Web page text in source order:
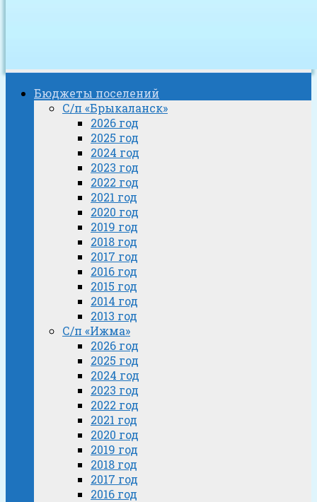
Бюджеты поселений
С/п «Брыкаланск»
2026 год
2025 год
2024 год
2023 год
2022 год
2021 год
2020 год
2019 год
2018 год
2017 год
2016 год
2015 год
2014 год
2013 год
С/п «Ижма»
2026 год
2025 год
2024 год
2023 год
2022 год
2021 год
2020 год
2019 год
2018 год
2017 год
2016 год